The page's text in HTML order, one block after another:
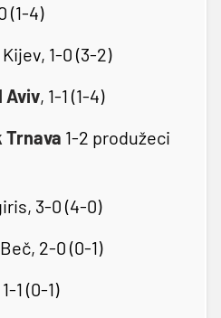
(1-4)
1-0 (3-2)
Aviv, 1-1 (1-4)
1-2 produžeci
3-0 (4-0)
2-0 (0-1)
1-1 (0-1)